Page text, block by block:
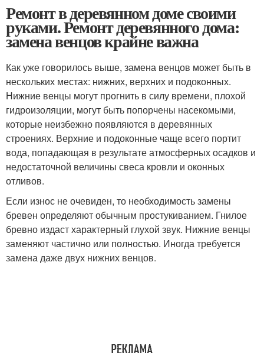
Ремонт в деревянном доме своими
руками. Ремонт деревянного дома:
замена венцов крайне важна
Как уже говорилось выше, замена венцов может быть в
нескольких местах: нижних, верхних и подоконных.
Нижние венцы могут прогнить в силу времени, плохой
гидроизоляции, могут быть попорчены насекомыми,
которые неизбежно появляются в деревянных
строениях. Верхние и подоконные чаще всего портит
вода, попадающая в результате атмосферных осадков и
недостаточной величины свеса кровли и оконных
отливов.
Если износ не очевиден, то необходимость замены
бревен определяют обычным простукиванием. Гнилое
бревно издаст характерный глухой звук. Нижние венцы
заменяют частично или полностью. Иногда требуется
замена даже двух нижних венцов.